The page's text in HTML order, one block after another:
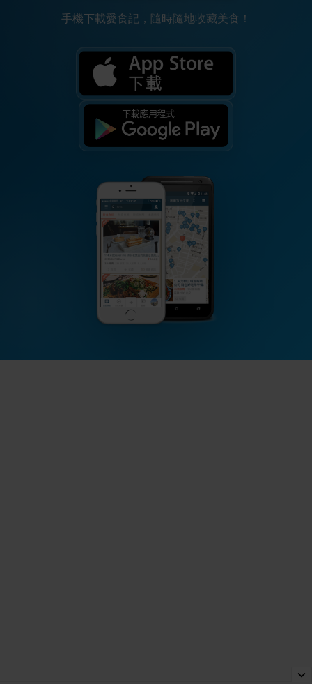
手機下載愛食記，隨時隨地收藏美食！